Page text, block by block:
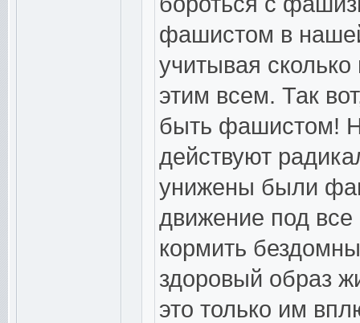
фашистом в
учитывая
этим всем. Так
быть фашистом!
действуют
унижены были
движение под
кормить
здоровый образ
это только им